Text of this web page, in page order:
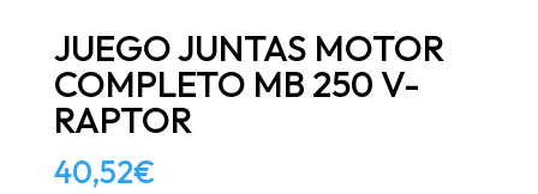
JUEGO JUNTAS MOTOR
COMPLETO MB 250 V-
RAPTOR
40,52€